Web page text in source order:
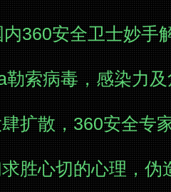
360安全卫士妙手
勒索病毒，感染力
扩散，360安全专
胜心切的心理，伪